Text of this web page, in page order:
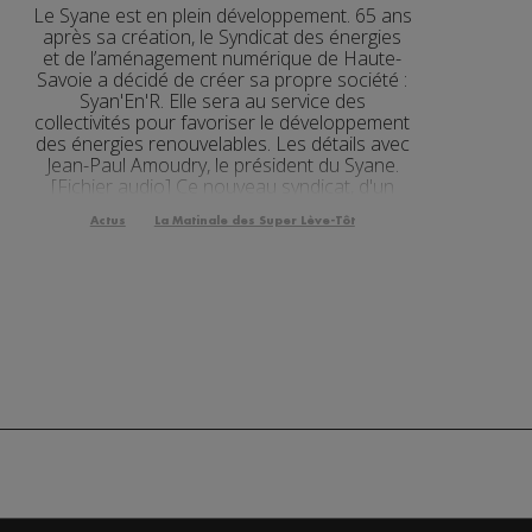
3'15"
2'00"
3'19"
2'03"
2'03"
Le Syane est en plein développement. 65 ans
après sa création, le Syndicat des énergies
et de l’aménagement numérique de Haute-
Savoie a décidé de créer sa propre société :
Syan'En'R. Elle sera au service des
collectivités pour favoriser le développement
des énergies renouvelables. Les détails avec
Jean-Paul Amoudry, le président du Syane.
[Fichier audio] Ce nouveau syndicat, d'un
Actus La Matinale des Super Lève-Tôt